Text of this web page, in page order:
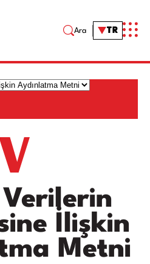
Ara TR
Verilerin
İlişkin
Metni